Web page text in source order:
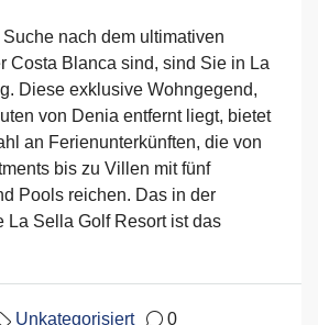
nach dem ultimativen
Costa Blanca sind, sind Sie in La
Diese exklusive Wohngegend,
von Denia entfernt liegt, bietet
an Ferienunterkünften, die von
bis zu Villen mit fünf
Pools reichen. Das in der
La Sella Golf Resort ist das
Unkategorisiert 0